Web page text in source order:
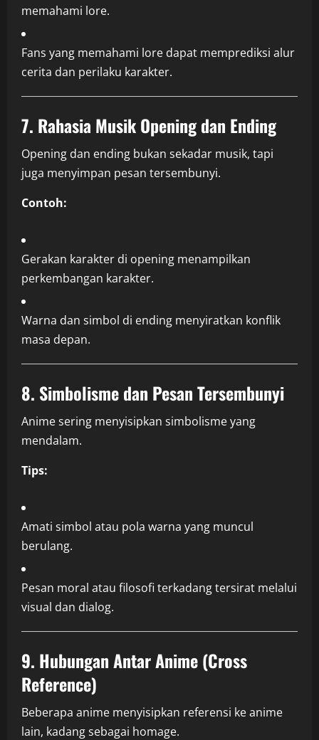
memahami lore.
Fans yang memahami lore dapat memprediksi alur
cerita dan perilaku karakter.
7. Rahasia Musik Opening dan Ending
Opening dan ending bukan sekadar musik, tapi
juga menyimpan pesan tersembunyi.
Contoh:
Gerakan karakter di opening menampilkan
perkembangan karakter.
Warna dan simbol di ending menyiratkan konflik
masa depan.
8. Simbolisme dan Pesan Tersembunyi
Anime sering menyisipkan simbolisme yang
mendalam.
Tips:
Amati simbol atau pola warna yang muncul
berulang.
Pesan moral atau filosofi terkadang tersirat melalui
visual dan dialog.
9. Hubungan Antar Anime (Cross
Reference)
Beberapa anime menyisipkan referensi ke anime
lain, kadang sebagai homage.